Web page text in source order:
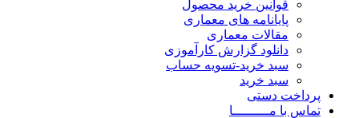
قوانین خرید محصول
پایانامه های معماری
مقالات معماری
دانلود گزارش کارآموزی
سبد خرید-تسویه حساب
سبد خرید
پرداخت دستی
تماس با مـــــــــا